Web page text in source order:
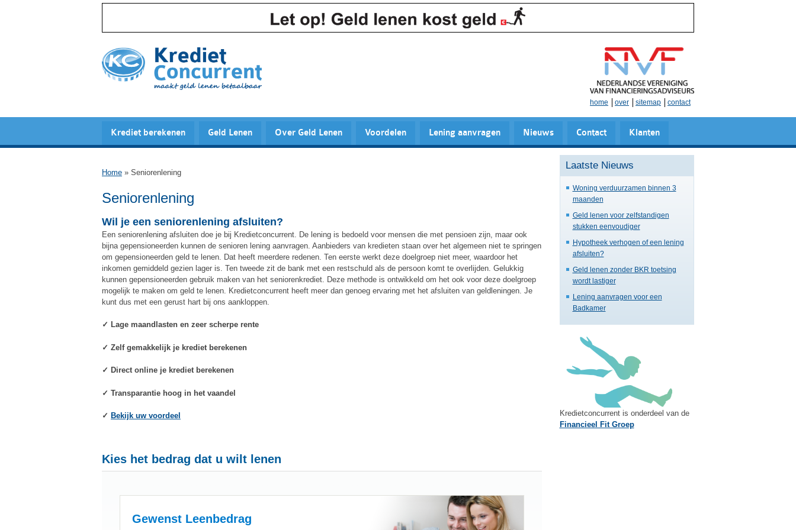
home over sitemap contact
Krediet berekenen Geld Lenen Over Geld Lenen Voordelen Lening aanvragen Nieuws Contact Klanten
Home » Seniorenlening
Seniorenlening
Wil je een seniorenlening afsluiten?
Een seniorenlening afsluiten doe je bij Kredietconcurrent. De lening is bedoeld voor mensen die met pensioen zijn, maar ook
bijna gepensioneerden kunnen de senioren lening aanvragen. Aanbieders van kredieten staan over het algemeen niet te springen
om gepensioneerden geld te lenen. Dat heeft meerdere redenen. Ten eerste werkt deze doelgroep niet meer, waardoor het
inkomen gemiddeld gezien lager is. Ten tweede zit de bank met een restschuld als de persoon komt te overlijden. Gelukkig
kunnen gepensioneerden gebruik maken van het seniorenkrediet. Deze methode is ontwikkeld om het ook voor deze doelgroep
mogelijk te maken om geld te lenen. Kredietconcurrent heeft meer dan genoeg ervaring met het afsluiten van geldleningen. Je
kunt dus met een gerust hart bij ons aankloppen.
✓ Lage maandlasten en zeer scherpe rente
✓ Zelf gemakkelijk je krediet berekenen
✓ Direct online je krediet berekenen
✓ Transparantie hoog in het vaandel
✓ Bekijk uw voordeel
Kies het bedrag dat u wilt lenen
Gewenst Leenbedrag
Laatste Nieuws
Woning verduurzamen binnen 3
maanden
Geld lenen voor zelfstandigen
stukken eenvoudiger
Hypotheek verhogen of een lening
afsluiten?
Geld lenen zonder BKR toetsing
wordt lastiger
Lening aanvragen voor een
Badkamer
Kredietconcurrent is onderdeel van de
Financieel Fit Groep